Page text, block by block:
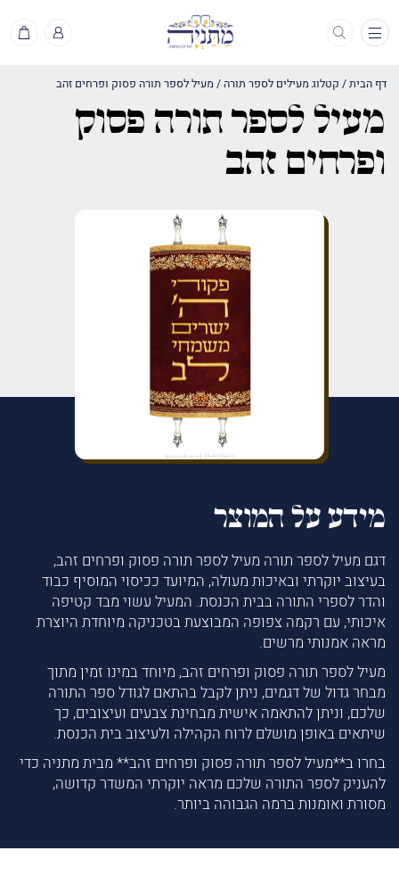
תפריט
דף הבית/ קטלוג מעילים לספר תורה / מעיל לספר תורה פסוק ופרחים זהב
מעיל לספר תורה פסוק
ופרחים זהב
מידע על המוצר
דגם מעיל לספר תורה מעיל לספר תורה פסוק ופרחים זהב,
בעיצוב יוקרתי ובאיכות מעולה, המיועד ככיסוי המוסיף כבוד
והדר לספרי התורה בבית הכנסת. המעיל עשוי מבד קטיפה
איכותי, עם רקמה צפופה המבוצעת בטכניקה מיוחדת היוצרת
מראה אמנותי מרשים.
מעיל לספר תורה פסוק ופרחים זהב, מיוחד במינו זמין מתוך
מבחר גדול של דגמים, ניתן לקבל בהתאם לגודל ספר התורה
שלכם, וניתן להתאמה אישית מבחינת צבעים ועיצובים, כך
שיתאים באופן מושלם לרוח הקהילה ולעיצוב בית הכנסת.
בחרו ב**מעיל לספר תורה פסוק ופרחים זהב** מבית מתניה כדי
להעניק לספר התורה שלכם מראה יוקרתי המשדר קדושה,
מסורת ואומנות ברמה הגבוהה ביותר.